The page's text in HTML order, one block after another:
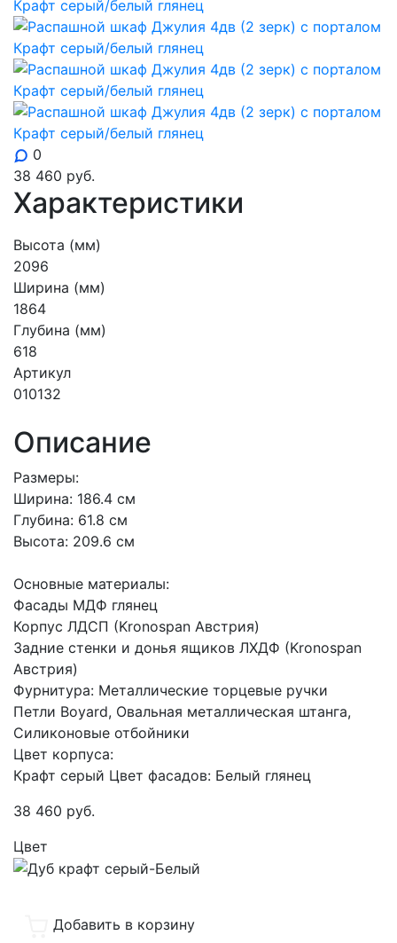
0
38 460 руб.
Характеристики
Высота (мм)
2096
Ширина (мм)
1864
Глубина (мм)
618
Артикул
010132
Описание
Размеры:
Ширина: 186.4 см
Глубина: 61.8 см
Высота: 209.6 см
Основные материалы:
Фасады МДФ глянец
Корпус ЛДСП (Kronospan Австрия)
Задние стенки и донья ящиков ЛХДФ (Kronospan
Австрия)
Фурнитура: Металлические торцевые ручки
Петли Boyard, Овальная металлическая штанга,
Силиконовые отбойники
Цвет корпуса:
Крафт серый Цвет фасадов: Белый глянец
38 460 руб.
Цвет
Добавить в корзину